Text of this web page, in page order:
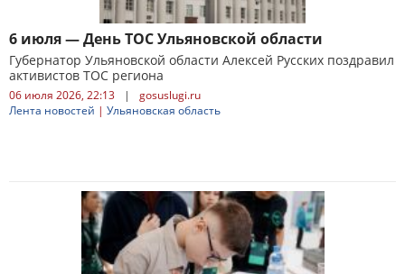
6 июля — День ТОС Ульяновской области
Губернатор Ульяновской области Алексей Русских поздравил
активистов ТОС региона
06 июля 2026, 22:13 |
gosuslugi.ru
Лента новостей | Ульяновская область